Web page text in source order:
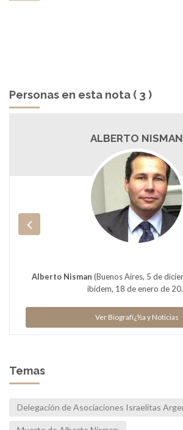
Personas en esta nota ( 3 )
ALBERTO NISMAN
Alberto Nisman (Buenos Aires, 5 de
ibídem, 18 de enero de
Ver Biografï¿½a y Noticias
Temas
Delegación de Asociaciones Israelitas